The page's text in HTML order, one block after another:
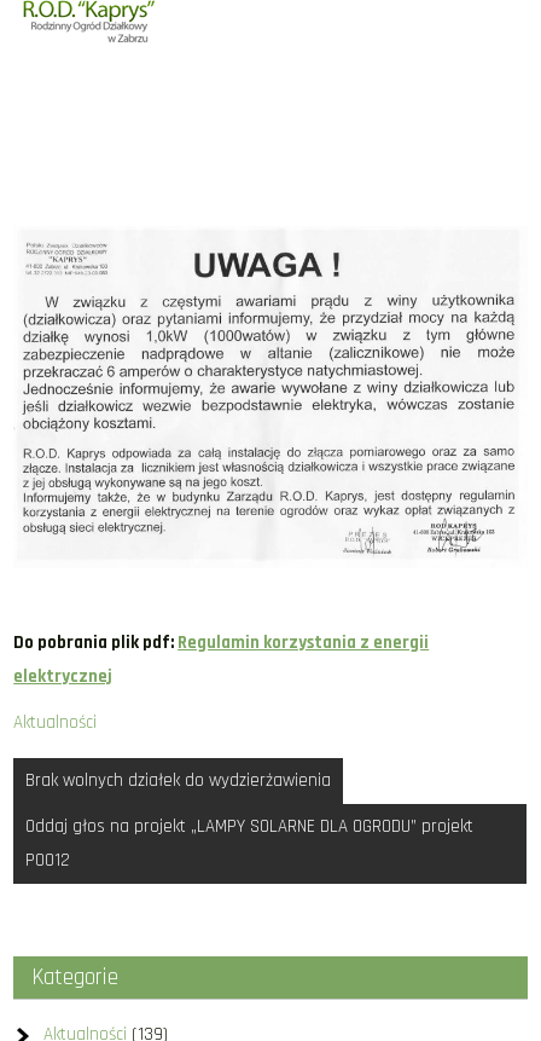
Do pobrania plik pdf: Regulamin korzystania z energii
elektrycznej
Aktualności
Nawigacja
Brak wolnych działek do wydzierżawienia
Oddaj głos na projekt „LAMPY SOLARNE DLA OGRODU” projekt
P0012
Kategorie
Aktualności (139)